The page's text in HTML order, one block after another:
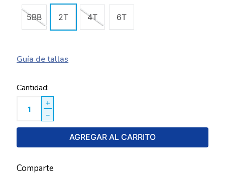
5BB 2T 4T 6T
Guía de tallas
Cantidad
＋
－
AGREGAR AL CARRITO
Comparte